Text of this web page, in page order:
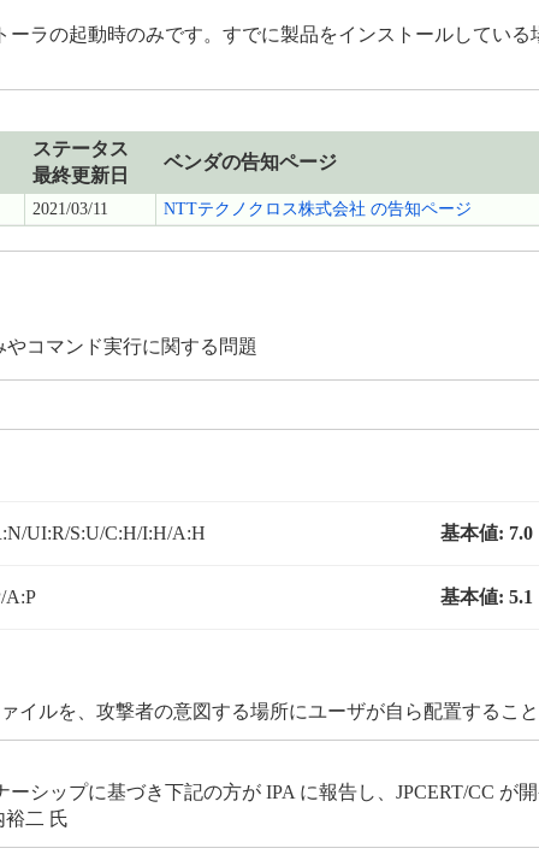
ラの起動時のみです。すでに製品をインストールしてい
ステータス
最終更新日
ベンダの告知ページ
2021/03/11 NTTテクノクロス株式会社 の告知ページ
コマンド実行に関する問題
UI:R/S:U/C:H/I:H/A:H 基本値: 7.0
A:P 基本値: 5.1
イルを、攻撃者の意図する場所にユーザが自ら配置するこ
シップに基づき下記の方が IPA に報告し、JPCERT/CC が
裕二 氏